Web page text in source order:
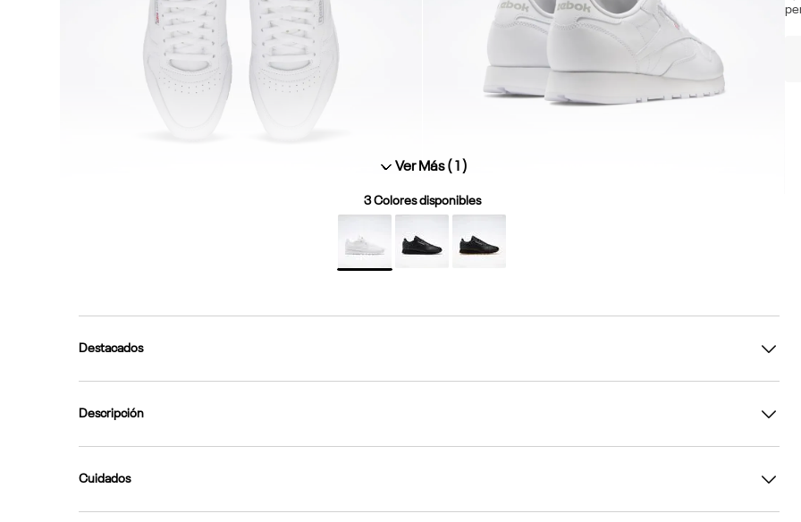
Ver Más ( 1)
3Colores disponibles
Destacados
Descripción
Cuidados